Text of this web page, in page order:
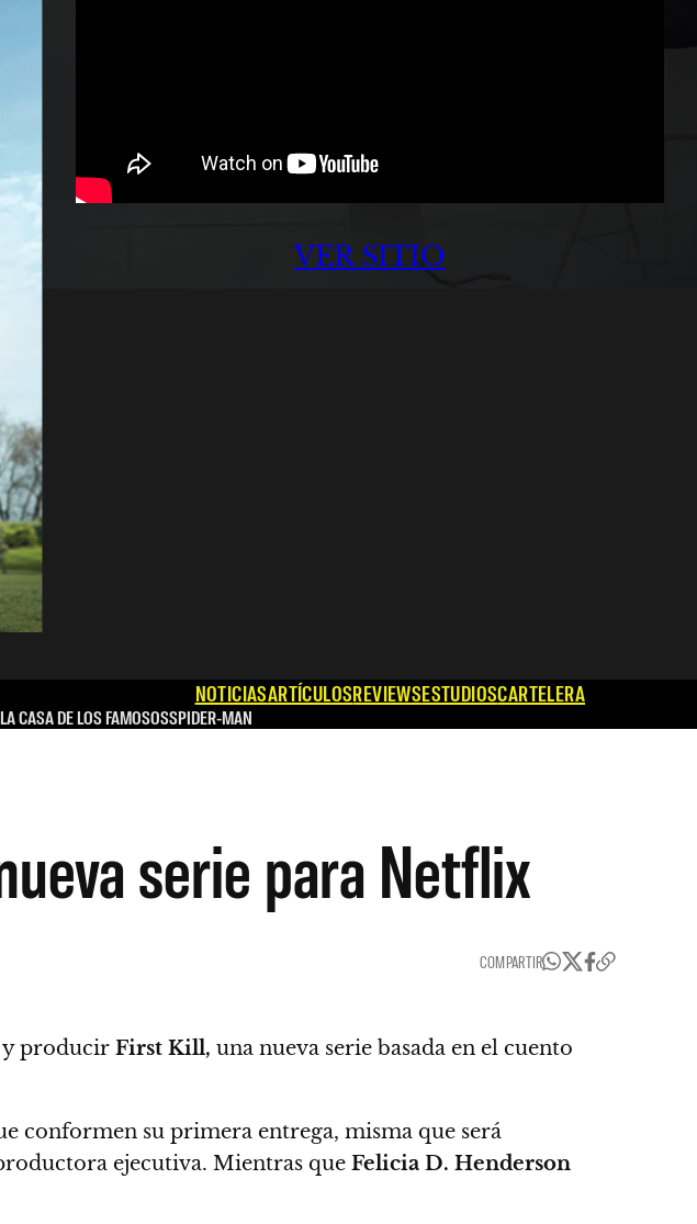
VER SITIO
NOTICIASARTÍCULOSREVIEWSESTUDIOSCARTELERA
LA CASA DE LOS FAMOSOSSPIDER-MAN
serie para Netflix
COMPARTIR
y producir First Kill, una nueva serie basada en el cuento
conformen su primera entrega, misma que será
ejecutiva. Mientras que Felicia D. Henderson